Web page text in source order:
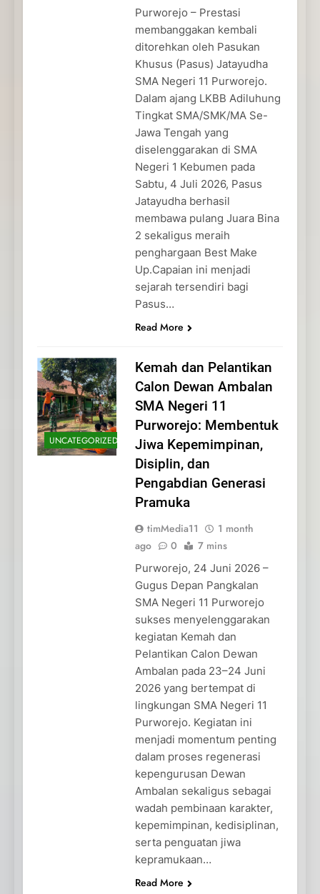
Purworejo – Prestasi
membanggakan kembali
ditorehkan oleh Pasukan
Khusus (Pasus) Jatayudha
SMA Negeri 11 Purworejo.
Dalam ajang LKBB Adiluhung
Tingkat SMA/SMK/MA Se-
Jawa Tengah yang
diselenggarakan di SMA
Negeri 1 Kebumen pada
Sabtu, 4 Juli 2026, Pasus
Jatayudha berhasil
membawa pulang Juara Bina
2 sekaligus meraih
penghargaan Best Make
Up.Capaian ini menjadi
sejarah tersendiri bagi
Pasus…
Read More
UNCATEGORIZED
Kemah dan Pelantikan
Calon Dewan Ambalan
SMA Negeri 11
Purworejo: Membentuk
Jiwa Kepemimpinan,
Disiplin, dan
Pengabdian Generasi
Pramuka
timMedia11
1 month
ago
0 7 mins
Purworejo, 24 Juni 2026 –
Gugus Depan Pangkalan
SMA Negeri 11 Purworejo
sukses menyelenggarakan
kegiatan Kemah dan
Pelantikan Calon Dewan
Ambalan pada 23–24 Juni
2026 yang bertempat di
lingkungan SMA Negeri 11
Purworejo. Kegiatan ini
menjadi momentum penting
dalam proses regenerasi
kepengurusan Dewan
Ambalan sekaligus sebagai
wadah pembinaan karakter,
kepemimpinan, kedisiplinan,
serta penguatan jiwa
kepramukaan…
Read More